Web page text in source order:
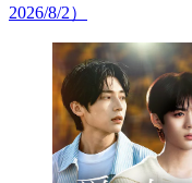
2026/8/2）